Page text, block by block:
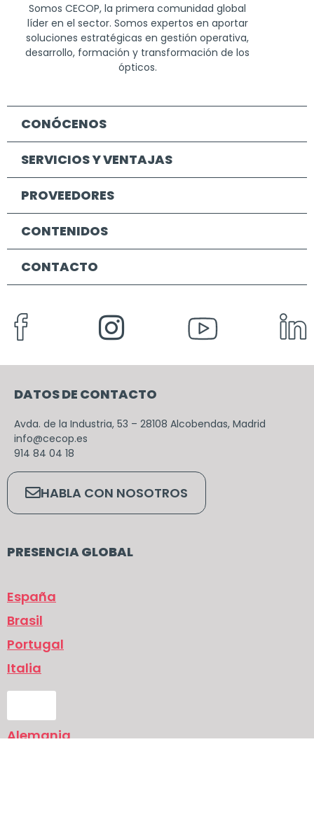
Somos CECOP, la primera comunidad global
líder en el sector. Somos expertos en aportar
soluciones estratégicas en gestión operativa,
desarrollo, formación y transformación de los
ópticos.
CONÓCENOS
SERVICIOS Y VENTAJAS
PROVEEDORES
CONTENIDOS
CONTACTO
DATOS DE CONTACTO
Avda. de la Industria, 53 – 28108 Alcobendas, Madrid
info@cecop.es
914 84 04 18
HABLA CON NOSOTROS
PRESENCIA GLOBAL
España
Brasil
Portugal
Italia
Alemania